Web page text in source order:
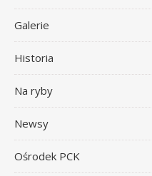
Galerie
Historia
Na ryby
Newsy
Ośrodek PCK